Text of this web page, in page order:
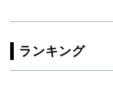
ランキング